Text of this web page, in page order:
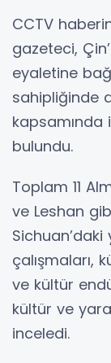
CCTV
gazeteci,
eyaletine
sahipliğinde
bulundu.
Toplam 11
ve Leshan
Sichuan’daki
çalışmaları,
ve kültür
kültür ve
inceledi.